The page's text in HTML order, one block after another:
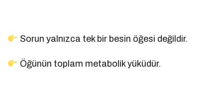
Sorun yalnızca tek bir besin öğesi değildir.
Öğünün toplam metabolik yüküdür.